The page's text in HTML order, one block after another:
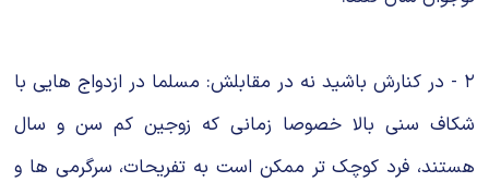
۲ - در کنارش باشید نه در مقابلش: مسلما در ازدواج هایی با
شکاف سنی بالا خصوصا زمانی که زوجین کم سن و سال
هستند، فرد کوچک تر ممکن است به تفریحات، سرگرمی ها و